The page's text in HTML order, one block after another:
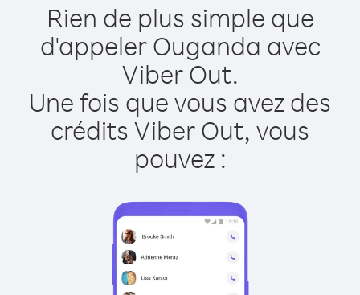
Rien de plus simple que
d'appeler Ouganda avec
Viber Out.
Une fois que vous avez des
crédits Viber Out, vous
pouvez :